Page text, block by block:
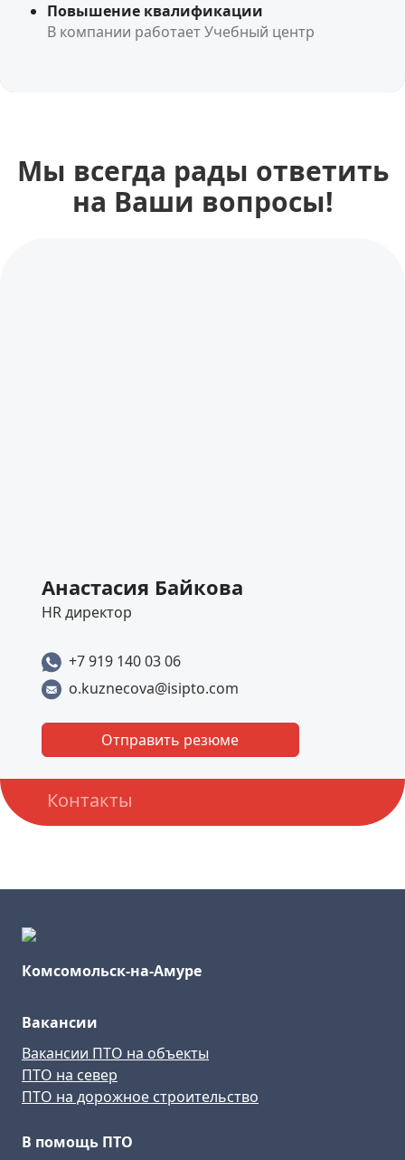
Повышение квалификации
В компании работает Учебный центр
Мы всегда рады ответить
на Ваши вопросы!
Анастасия Байкова
HR директор
+7 919 140 03 06
o.kuznecova@isipto.com
Отправить резюме
Контакты
Комсомольск-на-Амуре
Вакансии
Вакансии ПТО на объекты
ПТО на север
ПТО на дорожное строительство
В помощь ПТО